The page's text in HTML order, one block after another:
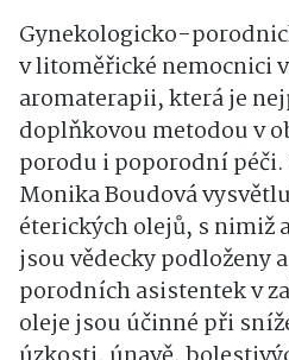
Gynekologicko-
v litoměřické nemocnici
aromaterapii, která je
doplňkovou metodou v
porodu i poporodní péči.
Monika Boudová
éterických olejů, s nimiž
jsou vědecky podloženy
porodních asistentek v
oleje jsou účinné při